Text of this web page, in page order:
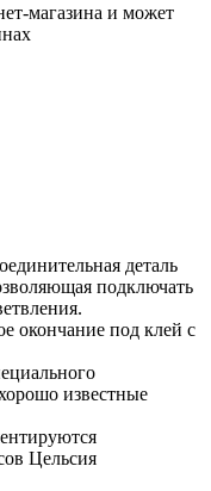
магазина и может
деталь
подключать
окончание под клей с
известные
Цельсия